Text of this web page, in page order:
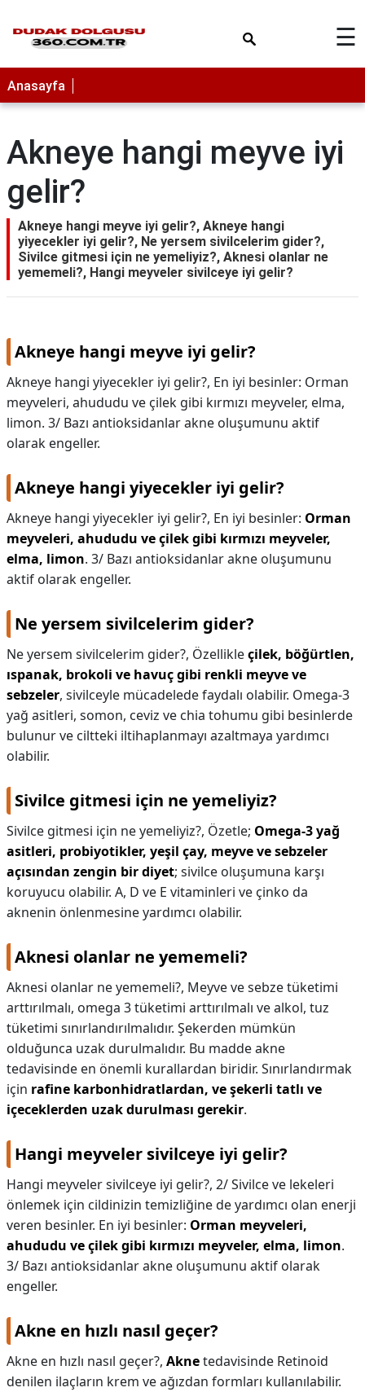
☰
Anasayfa
Akneye hangi meyve iyi
gelir?
Akneye hangi meyve iyi gelir?, Akneye hangi
yiyecekler iyi gelir?, Ne yersem sivilcelerim gider?,
Sivilce gitmesi için ne yemeliyiz?, Aknesi olanlar ne
yememeli?, Hangi meyveler sivilceye iyi gelir?
Akneye hangi meyve iyi gelir?
Akneye hangi yiyecekler iyi gelir?, En iyi besinler: Orman
meyveleri, ahududu ve çilek gibi kırmızı meyveler, elma,
limon. 3/ Bazı antioksidanlar akne oluşumunu aktif
olarak engeller.
Akneye hangi yiyecekler iyi gelir?
Akneye hangi yiyecekler iyi gelir?, En iyi besinler: Orman
meyveleri, ahududu ve çilek gibi kırmızı meyveler,
elma, limon. 3/ Bazı antioksidanlar akne oluşumunu
aktif olarak engeller.
Ne yersem sivilcelerim gider?
Ne yersem sivilcelerim gider?, Özellikleçilek, böğürtlen,
ıspanak, brokoli ve havuç gibi renkli meyve ve
sebzeler, sivilceyle mücadelede faydalı olabilir. Omega-3
yağ asitleri, somon, ceviz ve chia tohumu gibi besinlerde
bulunur ve ciltteki iltihaplanmayı azaltmaya yardımcı
olabilir.
Sivilce gitmesi için ne yemeliyiz?
Sivilce gitmesi için ne yemeliyiz?, Özetle; Omega-3 yağ
asitleri, probiyotikler, yeşil çay, meyve ve sebzeler
açısından zengin bir diyet; sivilce oluşumuna karşı
koruyucu olabilir. A, D ve E vitaminleri ve çinko da
aknenin önlenmesine yardımcı olabilir.
Aknesi olanlar ne yememeli?
Aknesi olanlar ne yememeli?, Meyve ve sebze tüketimi
arttırılmalı, omega 3 tüketimi arttırılmalı ve alkol, tuz
tüketimi sınırlandırılmalıdır. Şekerden mümkün
olduğunca uzak durulmalıdır. Bu madde akne
tedavisinde en önemli kurallardan biridir. Sınırlandırmak
için rafine karbonhidratlardan, ve şekerli tatlı ve
içeceklerden uzak durulması gerekir.
Hangi meyveler sivilceye iyi gelir?
Hangi meyveler sivilceye iyi gelir?, 2/ Sivilce ve lekeleri
önlemek için cildinizin temizliğine de yardımcı olan enerji
veren besinler. En iyi besinler: Orman meyveleri,
ahududu ve çilek gibi kırmızı meyveler, elma, limon.
3/ Bazı antioksidanlar akne oluşumunu aktif olarak
engeller.
Akne en hızlı nasıl geçer?
Akne en hızlı nasıl geçer?, Aknetedavisinde Retinoid
denilen ilaçların krem ve ağızdan formları kullanılabilir.